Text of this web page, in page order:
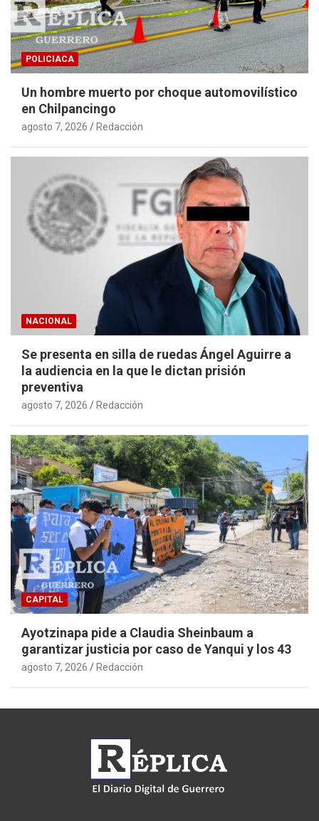
POLICIACA
Un hombre muerto por choque automovilístico
en Chilpancingo
agosto 7, 2026 Redacción
NACIONAL
Se presenta en silla de ruedas Ángel Aguirre a
la audiencia en la que le dictan prisión
preventiva
agosto 7, 2026 Redacción
CAPITAL
Ayotzinapa pide a Claudia Sheinbaum a
garantizar justicia por caso de Yanqui y los 43
agosto 7, 2026 Redacción